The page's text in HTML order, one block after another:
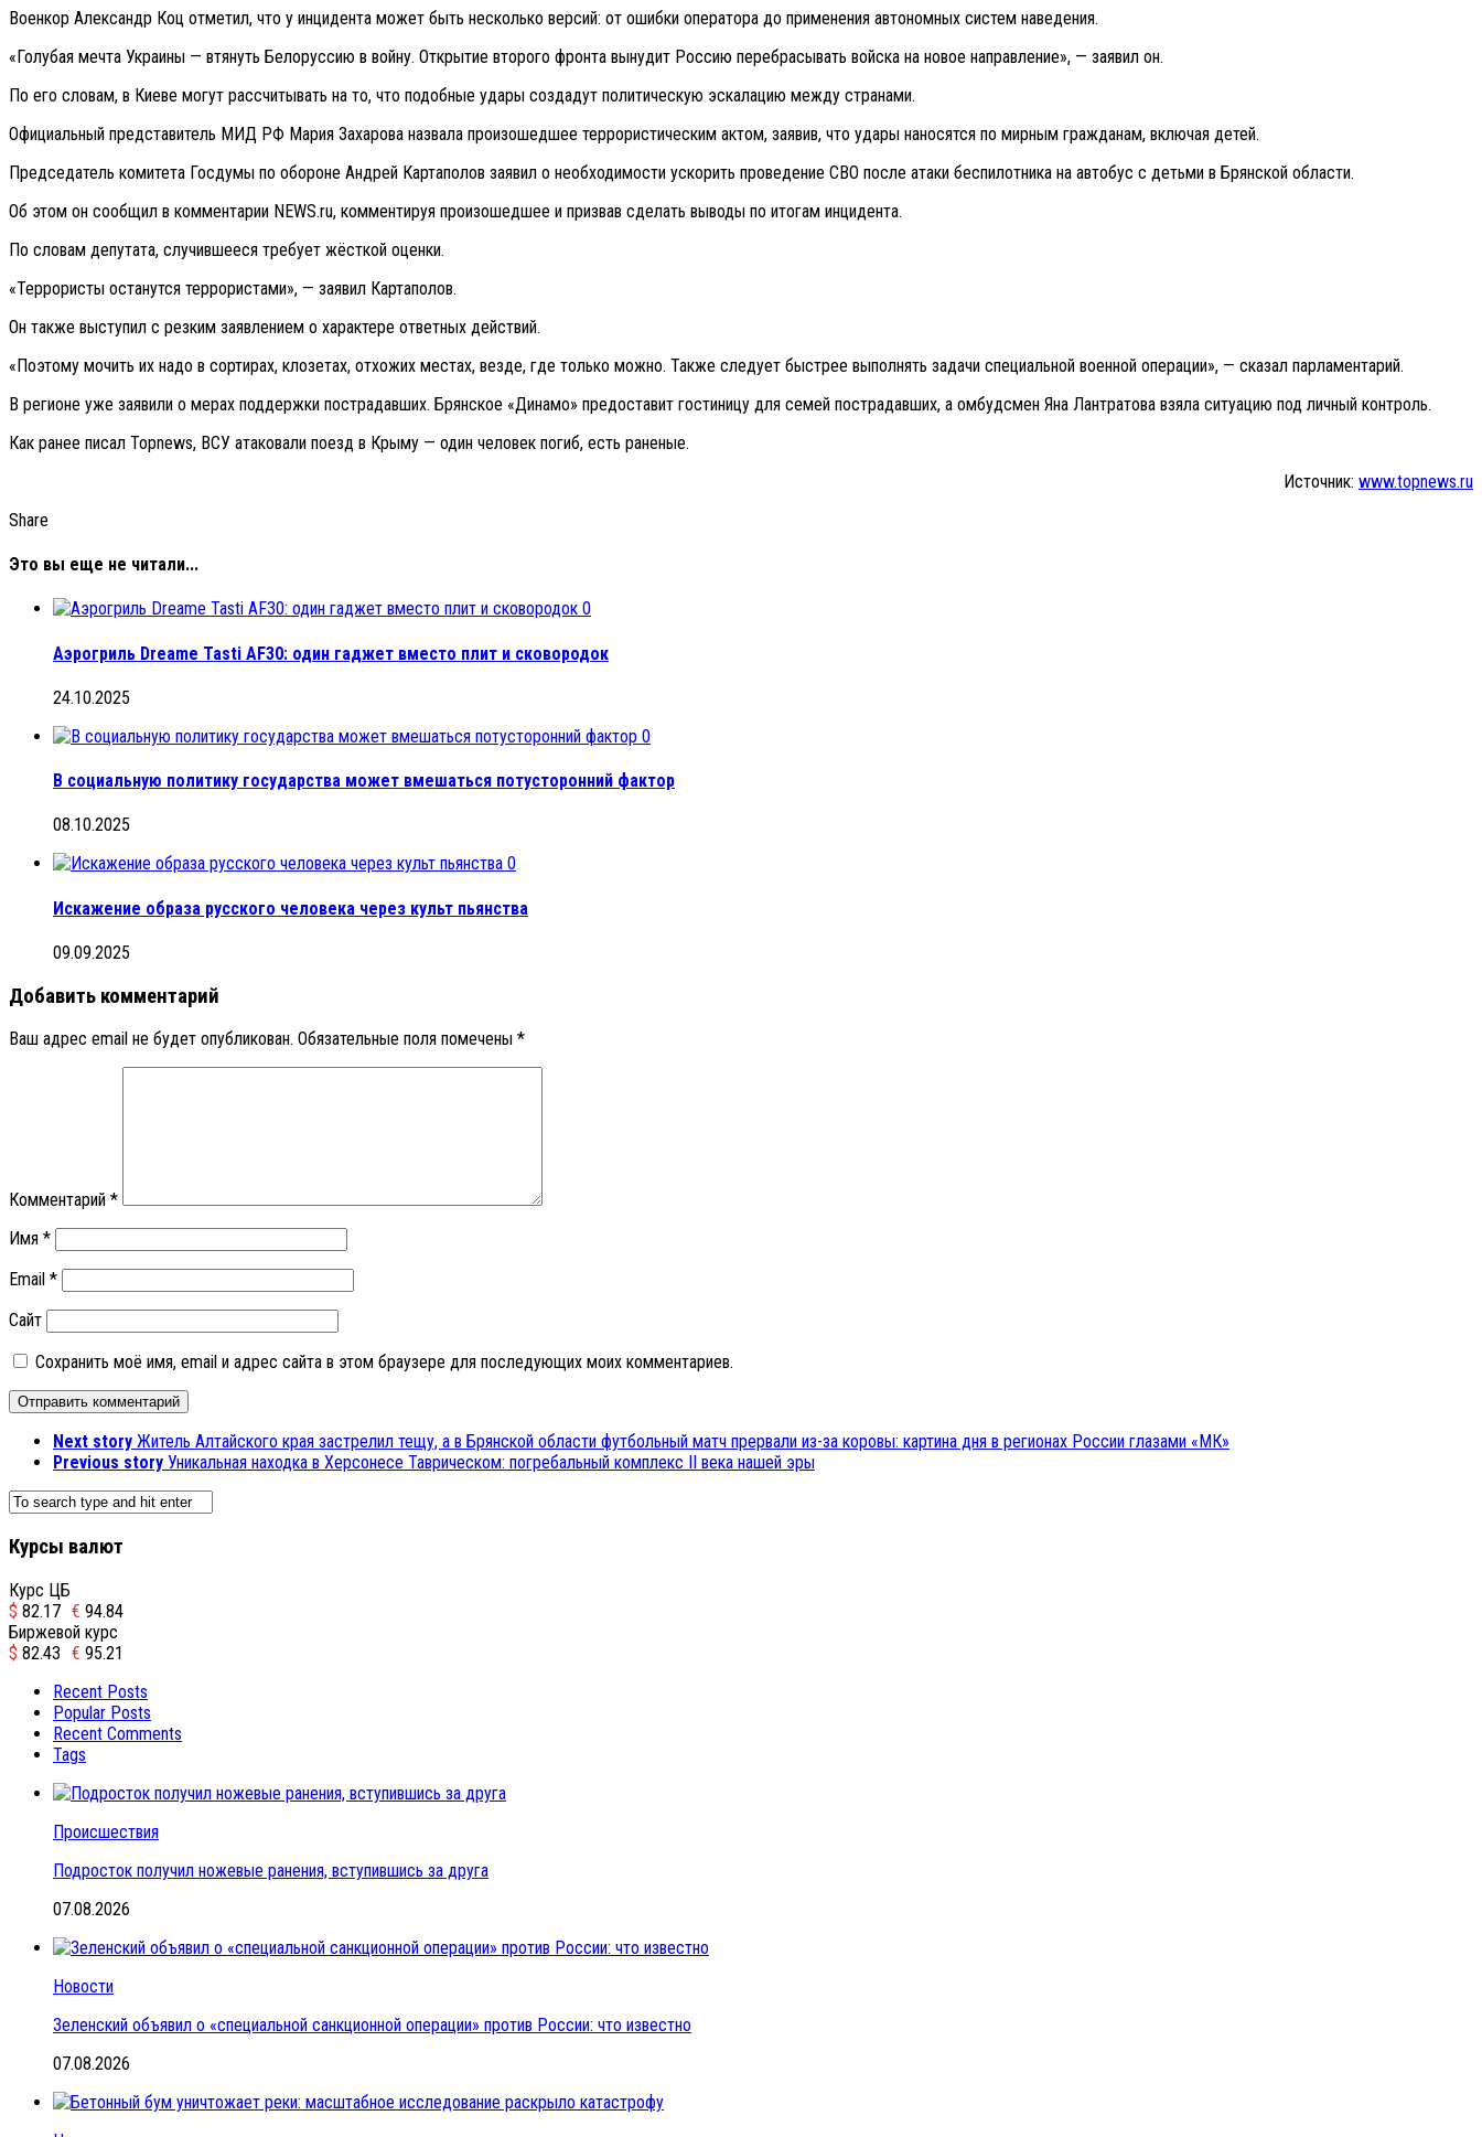
Военкор Александр Коц отметил, что у инцидента может быть несколько версий: от ошибки оператора до применения автономных систем наведения.
«Голубая мечта Украины — втянуть Белоруссию в войну. Открытие второго фронта вынудит Россию перебрасывать войска на новое направление», — заявил он.
По его словам, в Киеве могут рассчитывать на то, что подобные удары создадут политическую эскалацию между странами.
Официальный представитель МИД РФ Мария Захарова назвала произошедшее террористическим актом, заявив, что удары наносятся по мирным гражданам, включая детей.
Председатель комитета Госдумы по обороне Андрей Картаполов заявил о необходимости ускорить проведение СВО после атаки беспилотника на автобус с детьми в Брянской области.
Об этом он сообщил в комментарии NEWS.ru, комментируя произошедшее и призвав сделать выводы по итогам инцидента.
По словам депутата, случившееся требует жёсткой оценки.
«Террористы останутся террористами», — заявил Картаполов.
Он также выступил с резким заявлением о характере ответных действий.
«Поэтому мочить их надо в сортирах, клозетах, отхожих местах, везде, где только можно. Также следует быстрее выполнять задачи специальной военной операции», — сказал парламентарий.
В регионе уже заявили о мерах поддержки пострадавших. Брянское «Динамо» предоставит гостиницу для семей пострадавших, а омбудсмен Яна Лантратова взяла ситуацию под личный контроль.
Как ранее писал Topnews, ВСУ атаковали поезд в Крыму — один человек погиб, есть раненые.
Источник: www.topnews.ru
Share
Это вы еще не читали...
0
Аэрогриль Dreame Tasti AF30: один гаджет вместо плит и сковородок
24.10.2025
0
В социальную политику государства может вмешаться потусторонний фактор
08.10.2025
0
Искажение образа русского человека через культ пьянства
09.09.2025
Добавить комментарий
Ваш адрес email не будет опубликован. Обязательные поля помечены *
Комментарий *
Имя *
Email *
Сайт
Сохранить моё имя, email и адрес сайта в этом браузере для последующих моих комментариев.
Next story Житель Алтайского края застрелил тещу, а в Брянской области футбольный матч прервали из-за коровы: картина дня в регионах России глазами «МК»
Previous story Уникальная находка в Херсонесе Таврическом: погребальный комплекс II века нашей эры
Курсы валют
Курс ЦБ
$ 82.17 € 94.84
Биржевой курс
$ 82.43 € 95.21
Recent Posts
Popular Posts
Recent Comments
Tags
Происшествия
Подросток получил ножевые ранения, вступившись за друга
07.08.2026
Новости
Зеленский объявил о «специальной санкционной операции» против России: что известно
07.08.2026